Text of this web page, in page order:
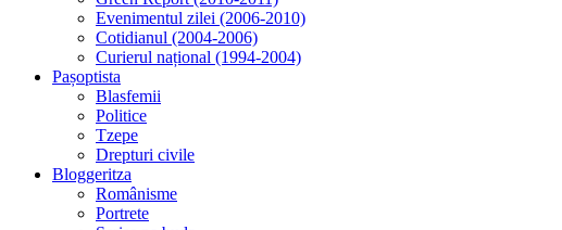
Evenimentul zilei (2006-2010)
Cotidianul (2004-2006)
Curierul național (1994-2004)
Pașoptista
Blasfemii
Politice
Tzepe
Drepturi civile
Bloggeritza
Românisme
Portrete